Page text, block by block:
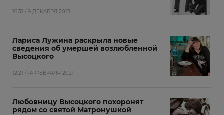
16:31 / 9 ДЕКАБРЯ 2021
Лариса Лужина раскрыла новые
сведения об умершей возлюбленной
Высоцкого
12:21 / 14 ФЕВРАЛЯ 2021
Любовницу Высоцкого похоронят
рядом со святой Матронушкой